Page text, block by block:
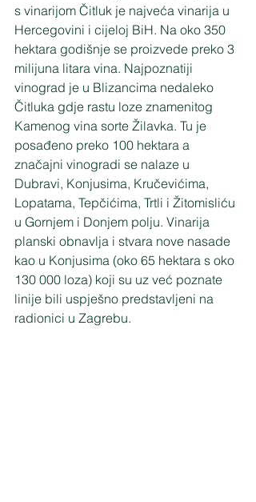
s vinarijom Čitluk je najveća vinarija u
Hercegovini i cijeloj BiH. Na oko 350
hektara godišnje se proizvede preko 3
milijuna litara vina. Najpoznatiji
vinograd je u Blizancima nedaleko
Čitluka gdje rastu loze znamenitog
Kamenog vina sorte Žilavka. Tu je
posađeno preko 100 hektara a
značajni vinogradi se nalaze u
Dubravi, Konjusima, Kručevićima,
Lopatama, Tepčićima, Trtli i Žitomisliću
u Gornjem i Donjem polju. Vinarija
planski obnavlja i stvara nove nasade
kao u Konjusima (oko 65 hektara s oko
130 000 loza) koji su uz već poznate
linije bili uspješno predstavljeni na
radionici u Zagrebu.